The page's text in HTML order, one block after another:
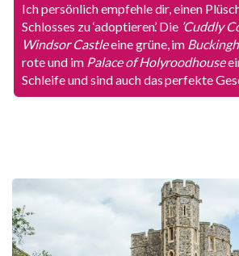
Ich persönlich empfehle dir, einen
Schlosses zu ‘adoptieren’. Die ’Cuddly
Windsor Castleeine grüne, im
rote und im Palace of Holyroodhouse
Schleife und sind auch das perfekte